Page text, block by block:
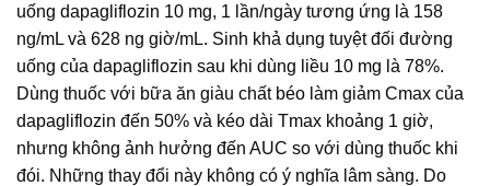
uống dapagliflozin 10 mg, 1 lần/ngày tương ứng là 158
ng/mL và 628 ng giờ/mL. Sinh khả dụng tuyệt đối đường
uống của dapagliflozin sau khi dùng liều 10 mg là 78%.
Dùng thuốc với bữa ăn giàu chất béo làm giảm Cmax của
dapagliflozin đến 50% và kéo dài Tmax khoảng 1 giờ,
nhưng không ảnh hưởng đến AUC so với dùng thuốc khi
đói. Những thay đổi này không có ý nghĩa lâm sàng. Do